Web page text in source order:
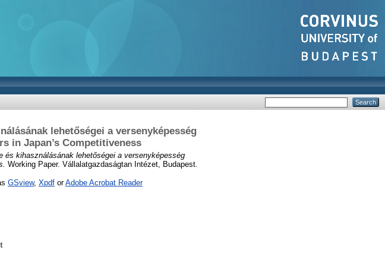
lehetőségei a versenyképesség
in Japan’s Competitiveness
és kihasználásának lehetőségei a versenyképesség
Working Paper. Vállalatgazdaságtan Intézet, Budapest.
GSview, Xpdf orAdobe Acrobat Reader